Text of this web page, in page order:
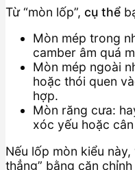
Từ “mòn lốp”, cụ thể
Mòn mép trong
camber âm quá
Mòn mép ngoài
hoặc thói quen
hợp.
Mòn răng cưa:
xóc yếu hoặc
Nếu lốp mòn kiểu
thẳng” bằng căn